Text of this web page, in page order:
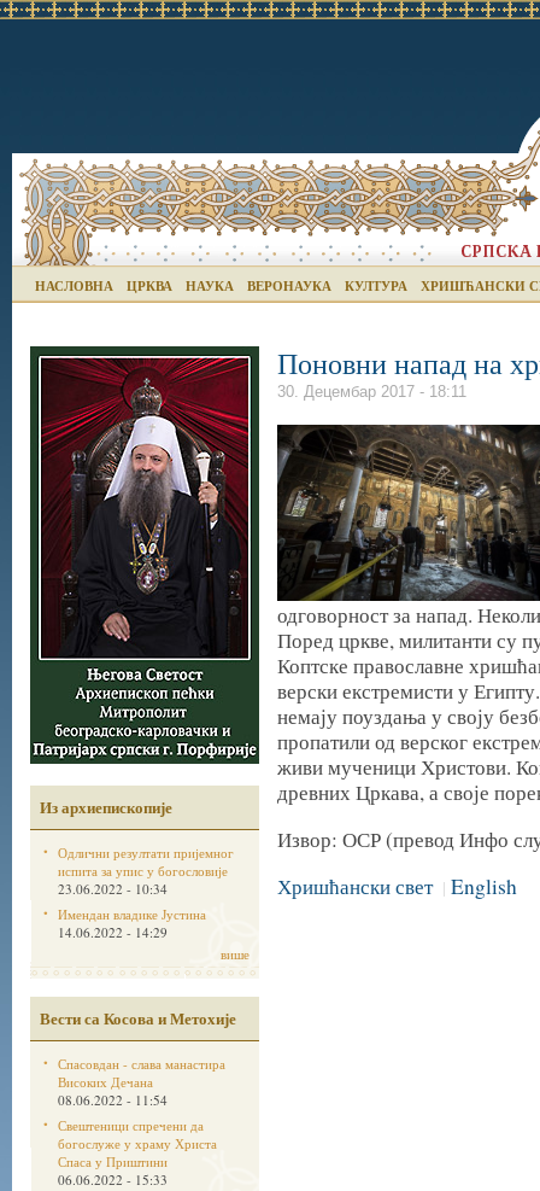
НАСЛОВНА ЦРКВА НАУКА ВЕРОНАУКА КУЛТУРА ХРИШЋАНСКИ
Из архиепископије
Одлични резултати пријемног
испита за упис у богословије
23.06.2022 - 10:34
Имендан владике Јустина
14.06.2022 - 14:29
више
Вести са Косова и Метохије
Спасовдан - слава манастира
Високих Дечана
08.06.2022 - 11:54
Свештеници спречени да
богослуже у храму Христа
Спаса у Приштини
06.06.2022 - 15:33
Поновни напад на
30. Децембар 2017 - 18:11
одговорност за напад.
Поред цркве, милитанти су
Коптске православне
верски екстремисти у
немају поуздања у своју
пропатили од верског
живи мученици Христови.
древних Цркава, а своје
Извор: ОСР (превод Инфо
Хришћански свет | English